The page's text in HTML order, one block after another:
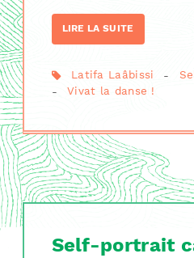
LIRE LA SUITE
Latifa Laâbissi -
-
Vivat la danse !
Self-portrait